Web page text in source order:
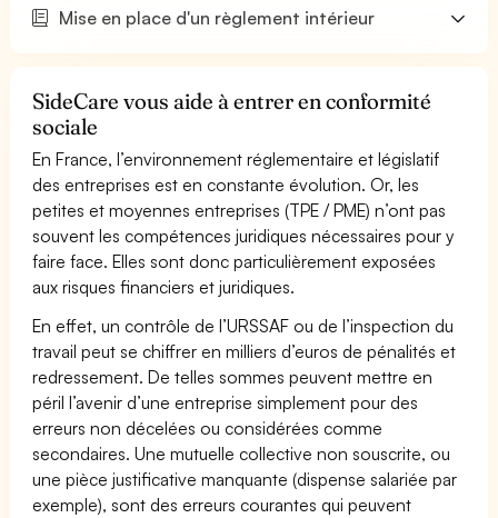
Mise en place d'un règlement intérieur
SideCare vous aide à entrer en conformité
sociale
En France, l’environnement réglementaire et législatif
des entreprises est en constante évolution. Or, les
petites et moyennes entreprises (TPE / PME) n’ont pas
souvent les compétences juridiques nécessaires pour y
faire face. Elles sont donc particulièrement exposées
aux risques financiers et juridiques.
En effet, un contrôle de l’URSSAF ou de l’inspection du
travail peut se chiffrer en milliers d’euros de pénalités et
redressement. De telles sommes peuvent mettre en
péril l’avenir d’une entreprise simplement pour des
erreurs non décelées ou considérées comme
secondaires. Une mutuelle collective non souscrite, ou
une pièce justificative manquante (dispense salariée par
exemple), sont des erreurs courantes qui peuvent